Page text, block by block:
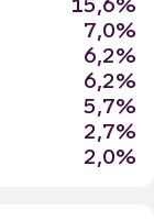
7,0%
6,2%
6,2%
5,7%
2,7%
2,0%